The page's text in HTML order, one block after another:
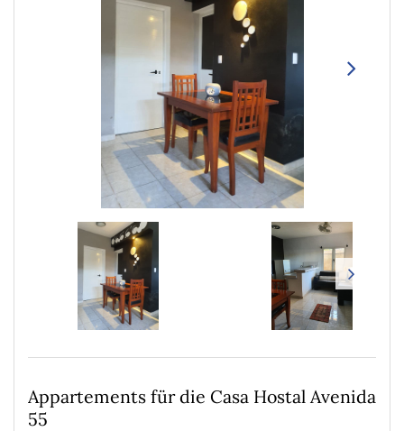
Appartements für die Casa Hostal Avenida
55